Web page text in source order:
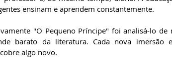
ensinam e aprendem constantemente.
"O Pequeno Príncipe" foi analisá-lo
barato da literatura. Cada nova imersão
algo novo.